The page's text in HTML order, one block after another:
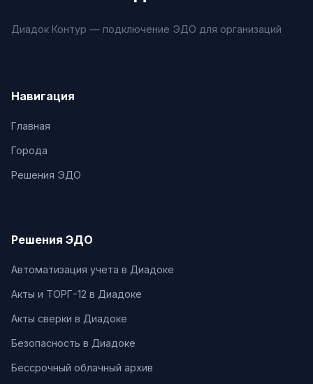
Диадок Контур — подключение ЭДО для организаций
Навигация
Главная
Города
Решения ЭДО
Решения ЭДО
Автоматизация учета в Диадоке
Акты и ТОРГ-12 в Диадоке
Акты сверки в Диадоке
Безопасность в Диадоке
Бессрочный облачный архив